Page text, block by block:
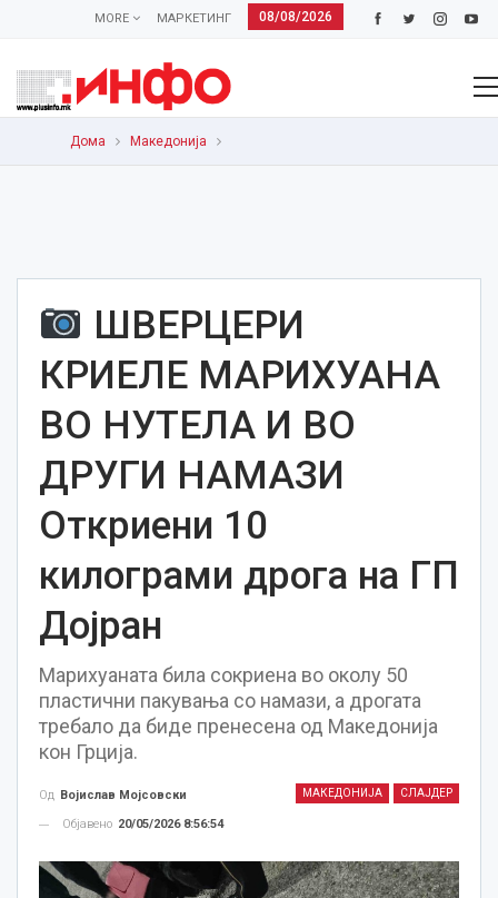
08/08/2026
МАРКЕТИНГ
MORE
Дома Македонија
ШВЕРЦЕРИ
КРИЕЛЕ МАРИХУАНА
ВО НУТЕЛА И ВО
ДРУГИ НАМАЗИ
Откриени 10
килограми дрога на ГП
Дојран
Марихуаната била сокриена во околу 50
пластични пакувања со намази, а дрогата
требало да биде пренесена од Македонија
кон Грција.
МАКЕДОНИЈА СЛАЈДЕР
Од Војислав Мојсовски
Објавено 20/05/2026 8:56:54